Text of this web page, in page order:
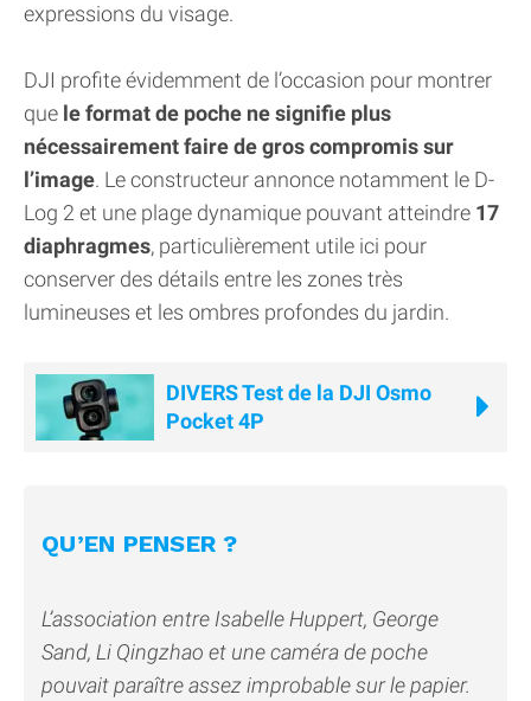
expressions du visage.
DJI profite évidemment de l’occasion pour montrer
que le format de poche ne signifie plus
nécessairement faire de gros compromis sur
l’image. Le constructeur annonce notamment le D-
Log 2 et une plage dynamique pouvant atteindre 17
diaphragmes, particulièrement utile ici pour
conserver des détails entre les zones très
lumineuses et les ombres profondes du jardin.
DIVERS Test de la DJI Osmo
Pocket 4P
QU’EN PENSER ?
L’association entre Isabelle Huppert, George
Sand, Li Qingzhao et une caméra de poche
pouvait paraître assez improbable sur le papier.